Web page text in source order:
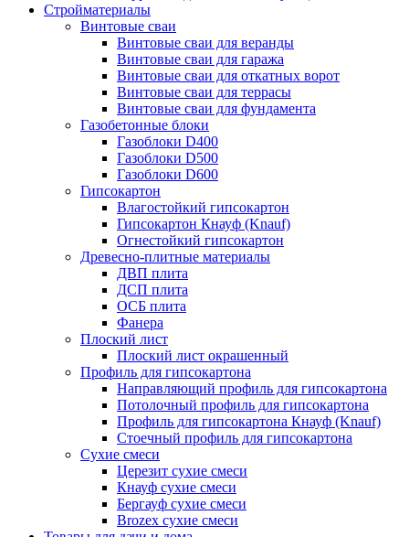
Стройматериалы
Винтовые сваи
Винтовые сваи для веранды
Винтовые сваи для гаража
Винтовые сваи для откатных ворот
Винтовые сваи для террасы
Винтовые сваи для фундамента
Газобетонные блоки
Газоблоки D400
Газоблоки D500
Газоблоки D600
Гипсокартон
Влагостойкий гипсокартон
Гипсокартон Кнауф (Knauf)
Огнестойкий гипсокартон
Древесно-плитные материалы
ДВП плита
ДСП плита
ОСБ плита
Фанера
Плоский лист
Плоский лист окрашенный
Профиль для гипсокартона
Направляющий профиль для гипсокартона
Потолочный профиль для гипсокартона
Профиль для гипсокартона Кнауф (Knauf)
Стоечный профиль для гипсокартона
Сухие смеси
Церезит сухие смеси
Кнауф сухие смеси
Бергауф сухие смеси
Brozex сухие смеси